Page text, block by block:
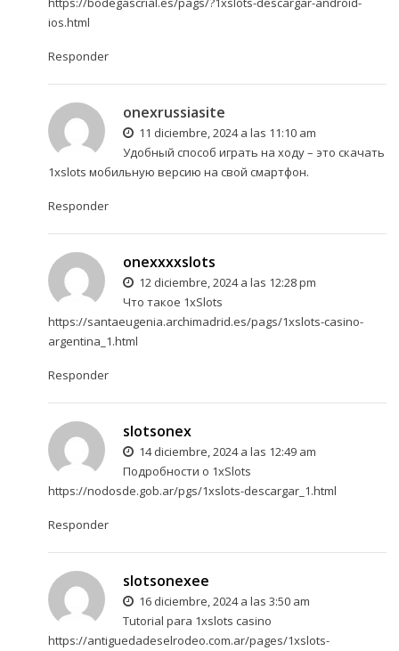
ios.html
Responder
onexrussiasite
11 diciembre, 2024 a las 11:10 am
Удобный способ играть на ходу – это скачать
1xslots мобильную версию на свой смартфон.
Responder
onexxxxslots
12 diciembre, 2024 a las 12:28 pm
Что такое 1xSlots
https://santaeugenia.archimadrid.es/pags/1xslots-casino-
argentina_1.html
Responder
slotsonex
14 diciembre, 2024 a las 12:49 am
Подробности о 1xSlots
https://nodosde.gob.ar/pgs/1xslots-descargar_1.html
Responder
slotsonexee
16 diciembre, 2024 a las 3:50 am
Tutorial para 1xslots casino
https://antiguedadeselrodeo.com.ar/pages/1xslots-